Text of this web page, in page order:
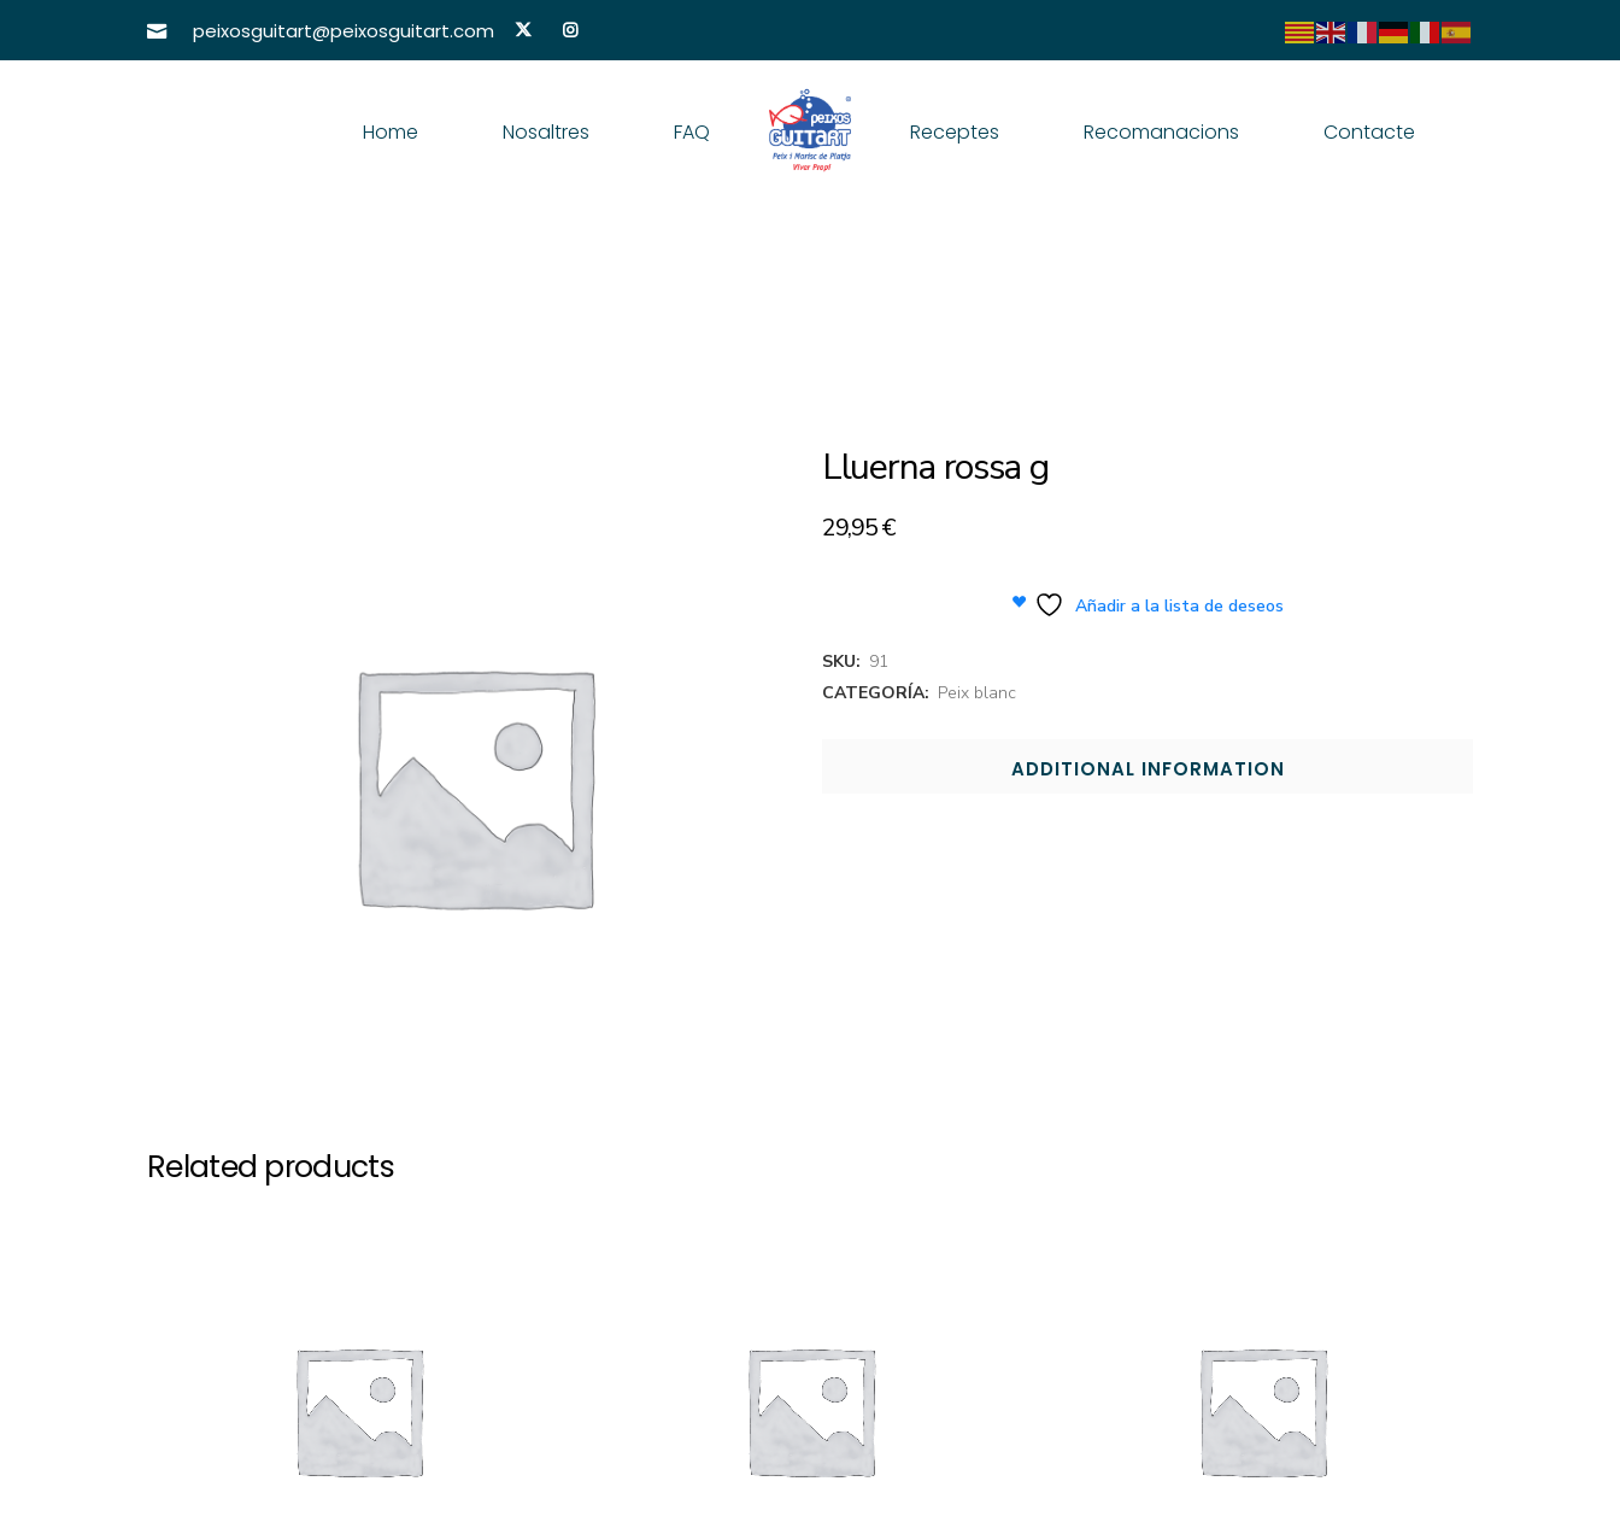
peixosguitart@peixosguitart.com
Home Nosaltres FAQ Receptes Recomanacions Contacte
Lluerna rossa g
29,95€
Añadir a la lista de deseos
SKU: 91
CATEGORÍA: Peix blanc
ADDITIONAL INFORMATION
Related products